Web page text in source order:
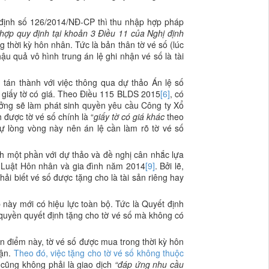
số 126/2014/NĐ-CP thì thu nhập hợp pháp
quy định tại khoản 3 Điều 11 của Nghị định
thời kỳ hôn nhân. Tức là bản thân tờ vé số (lúc
quả vô hình trung án lệ ghi nhận vé số là tài
thành với việc thông qua dự thảo Án lệ số
tờ có giá. Theo Điều 115 BLDS 2015[6], có
sẽ làm phát sinh quyền yêu cầu Công ty Xổ
tờ vé số chính là “giấy tờ có giá khác theo
lòng vòng này nên án lệ cần làm rõ tờ vé số
một phần với dự thảo và đề nghị cân nhắc lựa
Hôn nhân và gia đình năm 2014[9]. Bởi lẽ,
biết vé số được tặng cho là tài sản riêng hay
mới có hiệu lực toàn bộ. Tức là Quyết định
quyết định tặng cho tờ vé số mà không có
điểm này, tờ vé số được mua trong thời kỳ hôn
Theo đó, việc tặng cho tờ vé số không thuộc
không phải là giao dịch “đáp ứng nhu cầu